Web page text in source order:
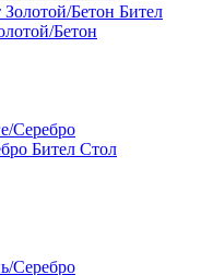
Бител
Бетон
Бител Стол